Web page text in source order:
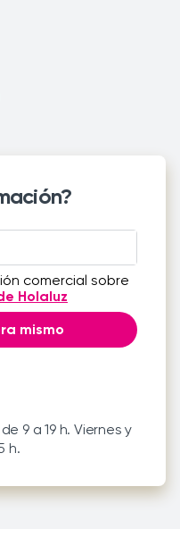
comercial sobre
Holaluz
mismo
9 a 19 h. Viernes y
h.